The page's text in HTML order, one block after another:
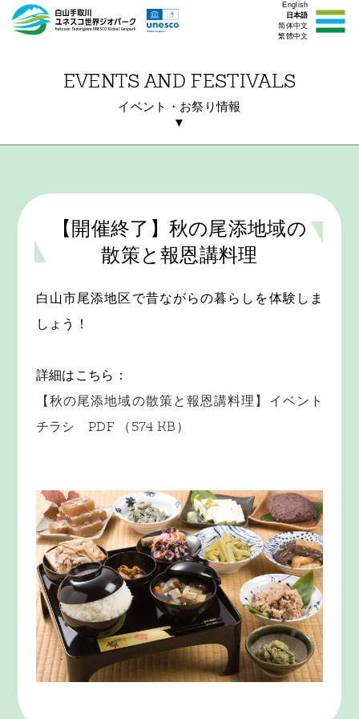
English
日本語
简体中文
繁體中文
EVENTS AND FESTIVALS
イベント・お祭り情報
▼
【開催終了】秋の尾添地域の
散策と報恩講料理
白山市尾添地区で昔ながらの暮らしを体験しま
しょう！
詳細はこちら：
【秋の尾添地域の散策と報恩講料理】イベント
チラシ PDF （574 KB）